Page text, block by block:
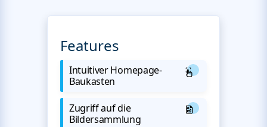
Features
Intuitiver Homepage-
Baukasten
Zugriff auf die
Bildersammlung